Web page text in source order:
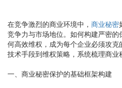
在竞争激烈的商业环境中， 商业秘密
竞争力与市场地位。如何构建严密
何高效维权，成为每个企业必须攻克
技术手段到维权策略，系统梳理商业
一、商业秘密保护的基础框架构建